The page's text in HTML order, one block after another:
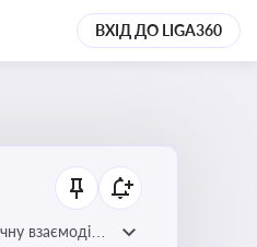
ВХІД ДО LIGA360
взаємодію